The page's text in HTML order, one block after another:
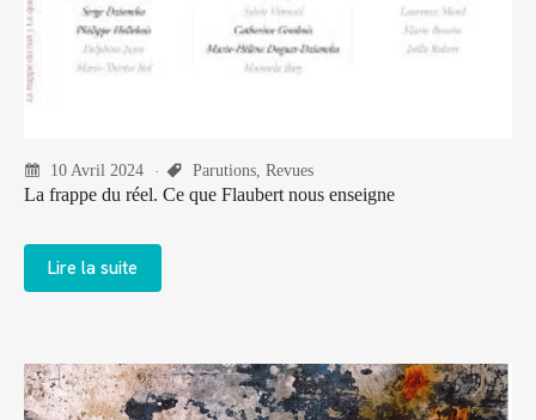
10 Avril 2024 Parutions Revues
La frappe du réel. Ce que Flaubert nous enseigne
Lire la suite